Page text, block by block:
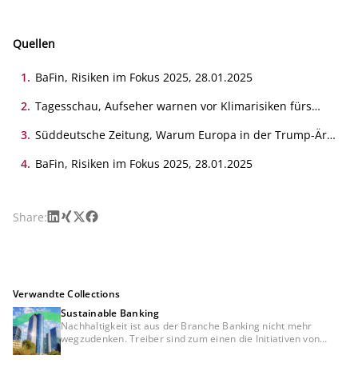
Quellen
1. BaFin, Risiken im Fokus 2025, 28.01.2025
2. Tagesschau, Aufseher warnen vor Klimarisiken fürs
3. Süddeutsche Zeitung, Warum Europa in der Trump-Ära
4. BaFin, Risiken im Fokus 2025, 28.01.2025
Share:LinkedIn
Xing
X Facebook
Verwandte Collections
Sustainable Banking
Nachhaltigkeit ist aus der Branche Banking nicht mehr
wegzudenken. Treiber sind zum einen die Initiativen von